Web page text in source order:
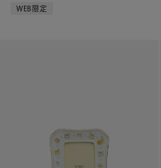
WEB限定